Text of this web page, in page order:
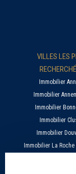
VILLES LES
Immobilier
Immobilier
Immobilier
Immobilier
Immobilier
Immobilier La Roche